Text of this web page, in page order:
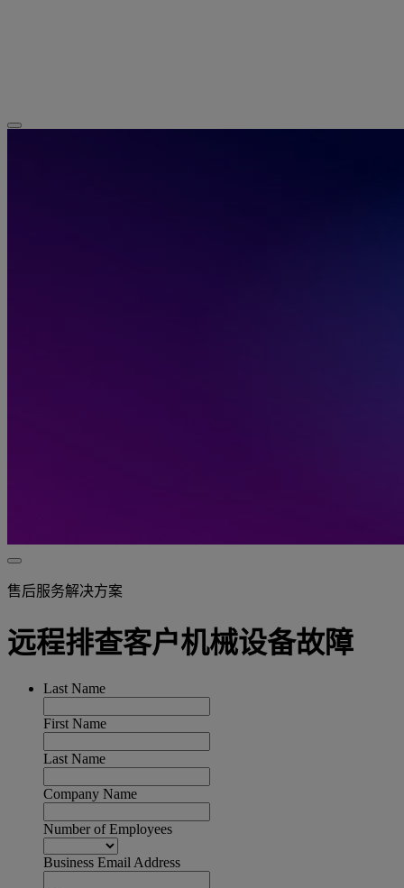
售后服务解决方案
远程排查客户机械设备故障
Last Name
First Name
Last Name
Company Name
Number of Employees
Business Email Address